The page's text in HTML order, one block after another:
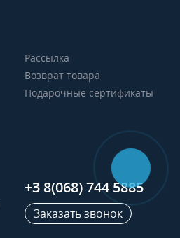
Рассылка
Возврат товара
Подарочные сертификаты
+3 8(068) 744 5885
Заказать звонок